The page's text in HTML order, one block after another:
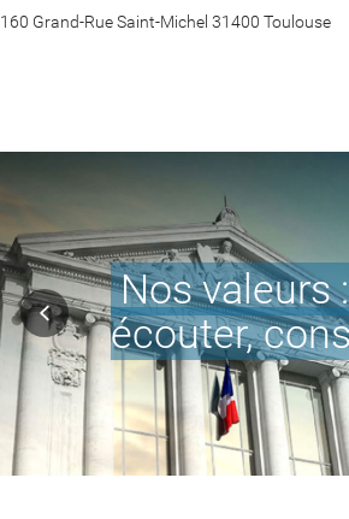
160 Grand-Rue Saint-Michel 31400 Toulouse
Vous
adaptés à